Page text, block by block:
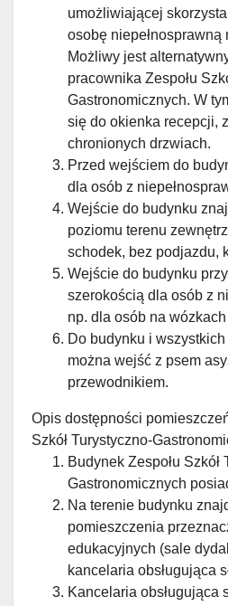
umożliwiającej
osobę
Możliwy jest
pracownika Zespołu
Gastronomicznych. W
się do okienka recepcji,
chronionych drzwiach.
Przed wejściem do
dla osób z
Wejście do budynku
poziomu terenu
schodek, bez podjazdu,
Wejście do budynku
szerokością dla osób z
np. dla osób na
Do budynku i
można wejść z psem
przewodnikiem.
Opis dostępności
Szkół Turystyczno-
Budynek Zespołu Szkół
Gastronomicznych
Na terenie budynku
pomieszczenia
edukacyjnych (sale
kancelaria obsługująca
Kancelaria obsługująca